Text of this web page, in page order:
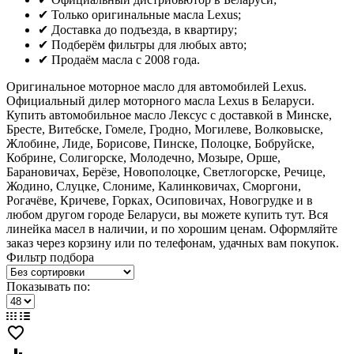
✔ Только оригинальные масла Lexus;
✔ Доставка до подъезда, в квартиру;
✔ Подберём фильтры для любых авто;
✔ Продаём масла с 2008 года.
Оригинальное моторное масло для автомобилей Lexus.
Официальный дилер моторного масла Lexus в Беларуси.
Купить автомобильное масло Лексус с доставкой в Минске,
Бресте, Витебске, Гомеле, Гродно, Могилеве, Волковыске,
Жлобине, Лиде, Борисове, Пинске, Полоцке, Бобруйске,
Кобрине, Солигорске, Молодечно, Мозыре, Орше,
Барановичах, Берёзе, Новополоцке, Светлогорске, Речице,
Жодино, Слуцке, Слониме, Калинковичах, Сморгони,
Рогачёве, Кричеве, Горках, Осиповичах, Новогрудке и в
любом другом городе Беларуси, вы можете купить тут. Вся
линейка масел в наличии, и по хорошим ценам. Оформляйте
заказ через корзину или по телефонам, удачных вам покупок.
Фильтр подбора
Показывать по:
favorite_border